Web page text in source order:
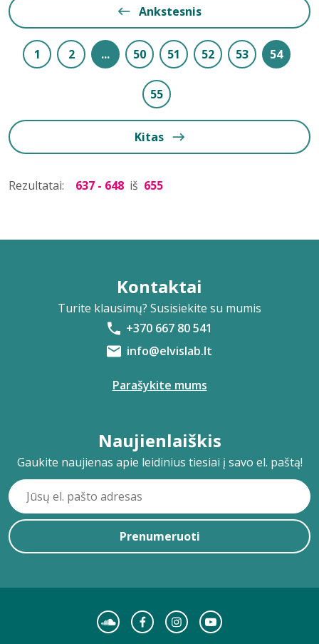
Ankstesnis
1 2 ... 50 51 52 53 54
55
Kitas
Rezultatai: 637 - 648 iš 655
Kontaktai
Turite klausimų? Susisiekite su mumis
+370 667 80 541
info@elvislab.lt
Parašykite mums
Naujienlaiškis
Gaukite naujienas apie leidinius tiesiai į savo el. paštą!
Prenumeruoti